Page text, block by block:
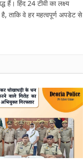
हैं। हिंद 24 टीवी का लक्ष्य
है, ताकि वे हर महत्वपूर्ण अपडेट से